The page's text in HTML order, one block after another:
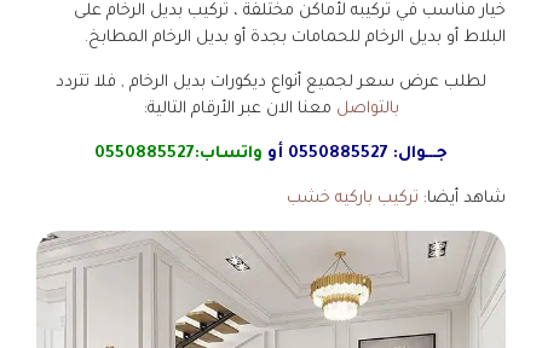
خيار مناسب في تركيبه لأماكن مختلفة ، تركيب بديل الرخام على
البلاط أو بديل الرخام للحمامات بجدة أو بديل الرخام المطابخ.
لطلب عرض سعر لجميع أنواع ديكورات بديل الرخام , فلا تتردد
بالتواصل معنا الان عبر الأرقام التالية:
جـــوال: 0550885527 أو واتساب:0550885527
شاهد أيضا: تركيب باركيه خشب